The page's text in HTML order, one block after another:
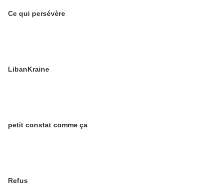
Ce qui persévère
LibanKraine
petit constat comme ça
Refus